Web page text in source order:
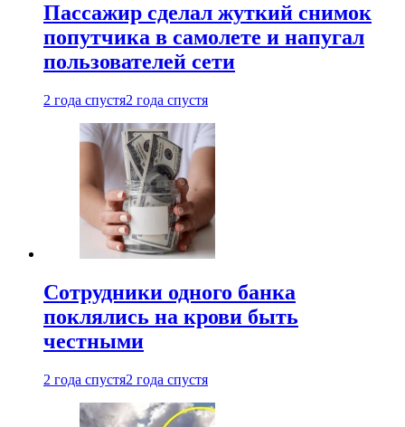
Пассажир сделал жуткий снимок
попутчика в самолете и напугал
пользователей сети
2 года спустя2 года спустя
Сотрудники одного банка
поклялись на крови быть
честными
2 года спустя2 года спустя